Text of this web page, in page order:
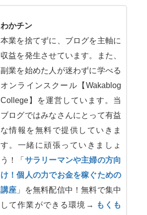
わかチン
本業を捨てずに、ブログを主軸に
収益を発生させています。また、
副業を始めた人が迷わずに学べる
オンラインスクール【Wakablog
College】を運営しています。当
ブログではみなさんにとって有益
な情報を無料で提供していきま
す。一緒に頑張っていきましょ
う！「 サラリーマンや主婦の方向
け！個人の力でお金を稼ぐための
講座 」を無料配信中！無料で集中
して作業ができる環境→
もくも